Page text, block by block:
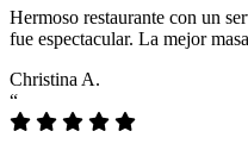
Hermoso restaurante con un
fue espectacular. La mejor
Christina A.
“